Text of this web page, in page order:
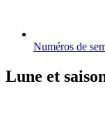
Numéros de
Lune et